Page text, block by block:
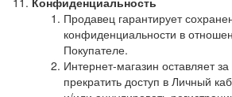
Продавец гарантирует
конфиденциальности в
Покупателе.
Интернет-магазин оставляет
прекратить доступ в Личный